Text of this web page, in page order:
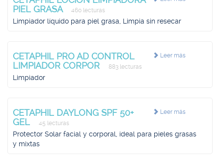
PIEL GRASA
460 lecturas
Limpiador líquido para piel grasa, Limpia sin resecar
Leer más
CETAPHIL PRO AD CONTROL
LIMPIADOR CORPOR
883 lecturas
Limpiador
Leer más
CETAPHIL DAYLONG SPF 50+
GEL
45 lecturas
Protector Solar facial y corporal, ideal para pieles grasas
y mixtas